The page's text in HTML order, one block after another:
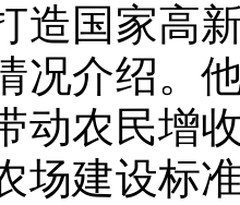
造国家高
况介绍。
动农民增
场建设标